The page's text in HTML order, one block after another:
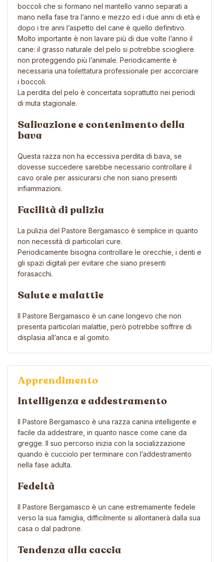
boccoli che si formano nel mantello vanno separati a
mano nella fase tra l’anno e mezzo ed i due anni di età e
dopo i tre anni l’aspetto del cane è quello definitivo.
Molto importante è non lavare più di due volte l’anno il
cane: il grasso naturale del pelo si potrebbe sciogliere
non proteggendo più l’animale. Periodicamente è
necessaria una toilettatura professionale per accorciare
i boccoli.
La perdita del pelo è concertata soprattutto nei periodi
di muta stagionale.
Salivazione e contenimento della
bava
Questa razza non ha eccessiva perdita di bava, se
dovesse succedere sarebbe necessario controllare il
cavo orale per assicurarsi che non siano presenti
infiammazioni.
Facilità di pulizia
La pulizia del Pastore Bergamasco è semplice in quanto
non necessità di particolari cure.
Periodicamente bisogna controllare le orecchie, i denti e
gli spazi digitali per evitare che siano presenti
forasacchi.
Salute e malattie
Il Pastore Bergamasco è un cane longevo che non
presenta particolari malattie, però potrebbe soffrire di
displasia all’anca e al gomito.
Apprendimento
Intelligenza e addestramento
Il Pastore Bergamasco è una razza canina intelligente e
facile da addestrare, in quanto nasce come cane da
gregge. Il suo percorso inizia con la socializzazione
quando è cucciolo per terminare con l’addestramento
nella fase adulta.
Fedeltà
Il Pastore Bergamasco è un cane estremamente fedele
verso la sua famiglia, difficilmente si allontanerà dalla sua
casa o dal padrone.
Tendenza alla caccia